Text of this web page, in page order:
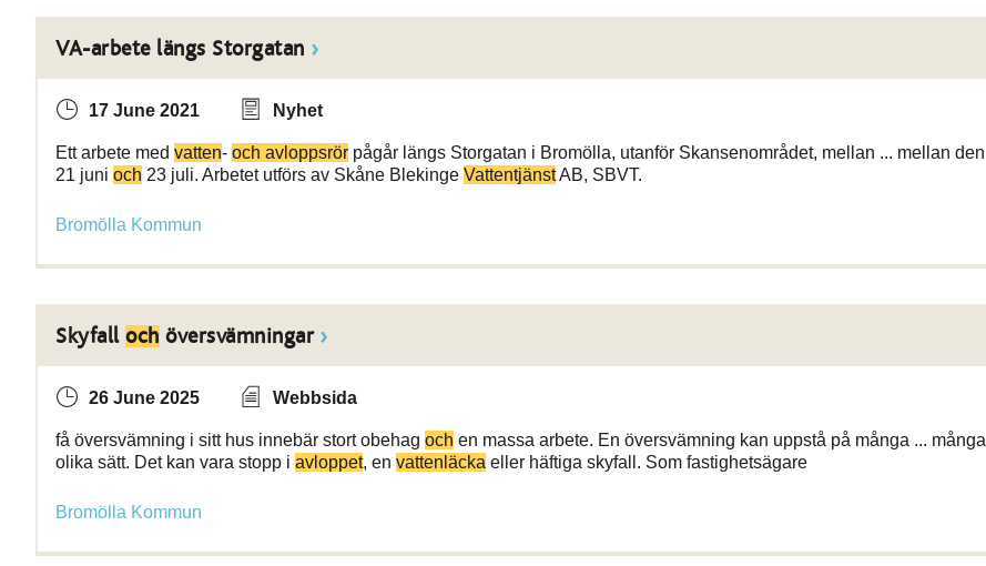
VA-arbete längs Storgatan
17 June 2021 Nyhet
Ett arbete med vatten- och avloppsrör pågår längs Storgatan i Bromölla, utanför Skansenområdet, mellan ... mellan den
21 juni och 23 juli. Arbetet utförs av Skåne Blekinge VattentjänstAB, SBVT.
Bromölla Kommun
Skyfall och översvämningar
26 June 2025 Webbsida
få översvämning i sitt hus innebär stort obehag och en massa arbete. En översvämning kan uppstå på många ... många
olika sätt. Det kan vara stopp i avloppet, en vattenläcka eller häftiga skyfall. Som fastighetsägare
Bromölla Kommun